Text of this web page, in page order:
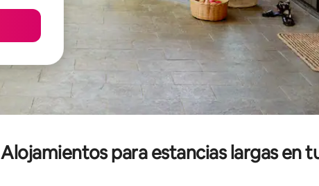
Alojamientos para estancias largas en